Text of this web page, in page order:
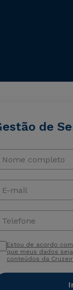
de
Nome completo
E-mail
Telefone
Estou de acordo
que meus dados
conteúdos da